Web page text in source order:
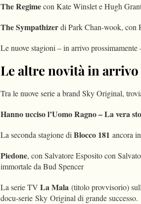
The Regimecon Kate Winslet e Hugh
The Sympathizerdi Park Chan-wook, con
Le nuove stagioni – in arrivo prossimamente
Le altre novità in arrivo
Tra le nuove serie a brandSkyOriginal,
Hanno ucciso l’Uomo Ragno – La vera
La seconda stagione diBlocco 181 ancora
Piedone, con Salvatore Esposito con
immortale da Bud Spencer
La serie TV La Mala (titolo provvisorio)
docu-serie Sky Original di grande successo.